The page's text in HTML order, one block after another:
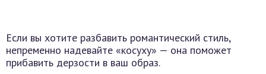
Если вы хотите разбавить романтический стиль,
непременно надевайте «косуху» — она поможет
прибавить дерзости в ваш образ.